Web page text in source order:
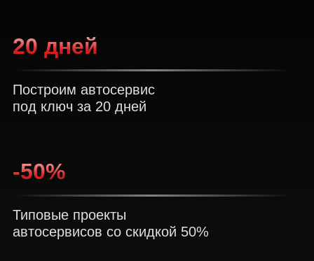
Построим автосервис
под ключ за 20 дней
Типовые проекты
автосервисов со скидкой 50%
20 дней
-50%